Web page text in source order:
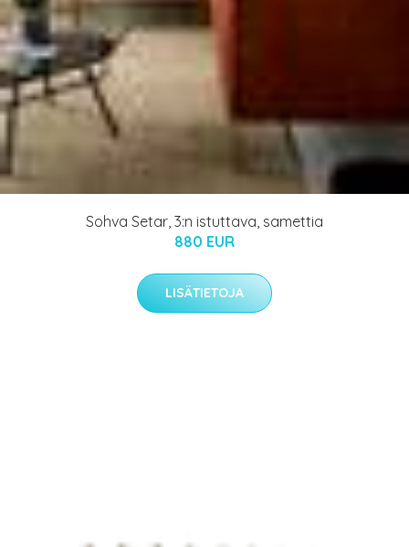
Sohva Setar, 3:n istuttava, samettia
880 EUR
LISÄTIETOJA